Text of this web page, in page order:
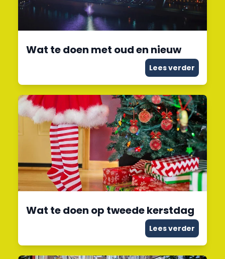
Wat te doen met oud en nieuw
Lees verder
Wat te doen op tweede kerstdag
Lees verder